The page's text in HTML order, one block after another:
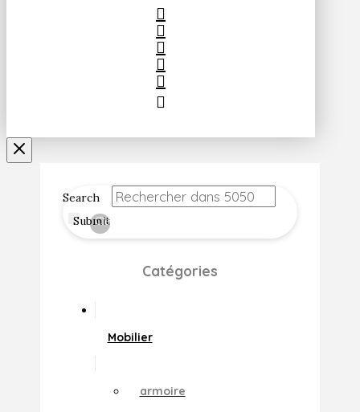
Search
Submit
Clear
Catégories
Mobilier
armoire